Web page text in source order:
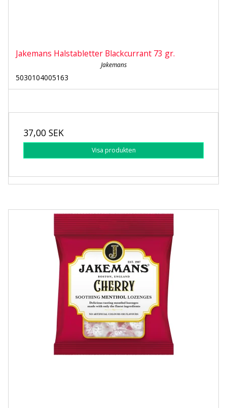
Jakemans Halstabletter Blackcurrant 73 gr.
Jakemans
5030104005163
37,00 SEK
Visa produkten